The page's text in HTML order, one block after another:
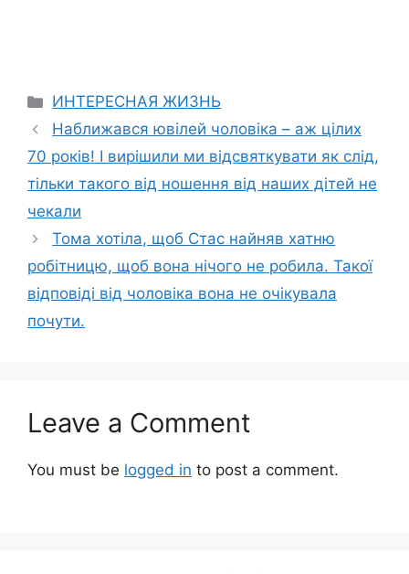
Categories
ИНТЕРЕСНАЯ ЖИЗНЬ
Наближався ювілей чоловіка – аж цілих
70 років! І вирішили ми відсвяткувати як слід,
тільки такого від ношення від наших дітей не
чекали
Тома хотіла, щоб Стас найняв хатню
робітницю, щоб вона нічого не робила. Такої
відповіді від чоловіка вона не очікувала
почути.
Leave a Comment
You must be logged in to post a comment.